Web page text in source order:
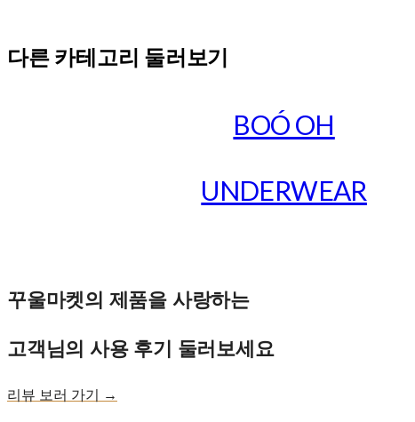
다른 카테고리 둘러보기
BOÓ OH
UNDERWEAR
꾸울마켓의 제품을 사랑하는
고객님의 사용 후기 둘러보세요
리뷰 보러 가기 →